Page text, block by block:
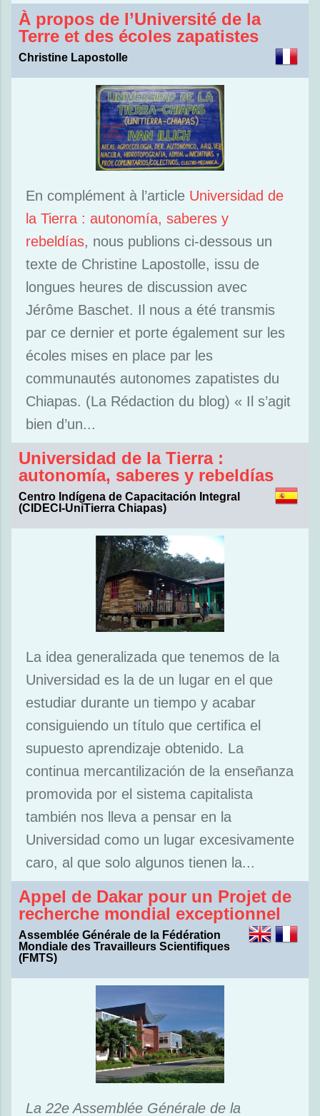
À propos de l’Université de la
Terre et des écoles zapatistes
Christine Lapostolle
En complément à l’article Universidad de
la Tierra : autonomía, saberes y
rebeldías, nous publions ci-dessous un
texte de Christine Lapostolle, issu de
longues heures de discussion avec
Jérôme Baschet. Il nous a été transmis
par ce dernier et porte également sur les
écoles mises en place par les
communautés autonomes zapatistes du
Chiapas. (La Rédaction du blog) « Il s’agit
bien d’un...
Universidad de la Tierra :
autonomía, saberes y rebeldías
Centro Indígena de Capacitación Integral
(CIDECI-UniTierra Chiapas)
La idea generalizada que tenemos de la
Universidad es la de un lugar en el que
estudiar durante un tiempo y acabar
consiguiendo un título que certifica el
supuesto aprendizaje obtenido. La
continua mercantilización de la enseñanza
promovida por el sistema capitalista
también nos lleva a pensar en la
Universidad como un lugar excesivamente
caro, al que solo algunos tienen la...
Appel de Dakar pour un Projet de
recherche mondial exceptionnel
Assemblée Générale de la Fédération
Mondiale des Travailleurs Scientifiques
(FMTS)
La 22e Assemblée Générale de la